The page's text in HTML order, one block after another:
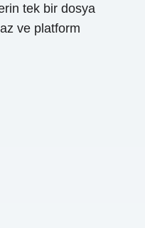
tek bir dosya
ve platform